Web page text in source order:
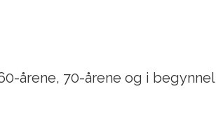
årene, 70-årene og i